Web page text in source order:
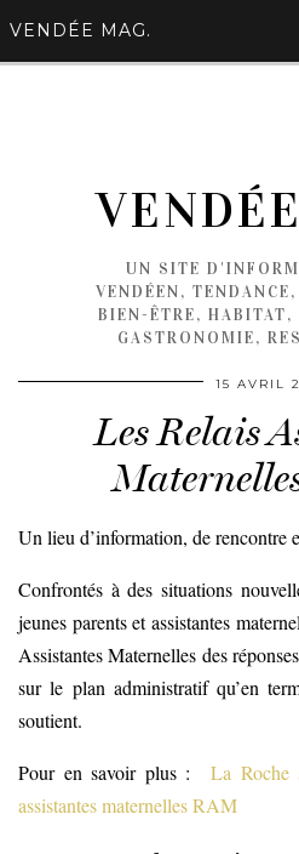
VENDÉE MAG.
UN SITE
VENDÉEN,
BIEN-ÊTRE, HABITAT,
GASTRONOMIE,
15 AVRIL
Les Relais
Un lieu d’information, de rencontre
Confrontés à des situations
jeunes parents et assistantes
Assistantes Maternelles des
sur le plan administratif qu’en
soutient.
Pour en savoir plus : La Roche
assistantes maternelles RAM